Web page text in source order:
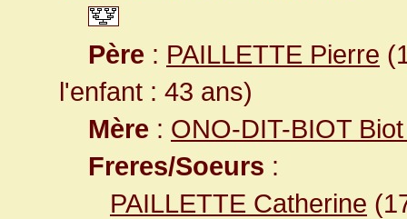
Père : PAILLETTE Pierre
l'enfant : 43 ans)
Mère : ONO-DIT-BIOT
Freres/Soeurs :
PAILLETTE Catherine